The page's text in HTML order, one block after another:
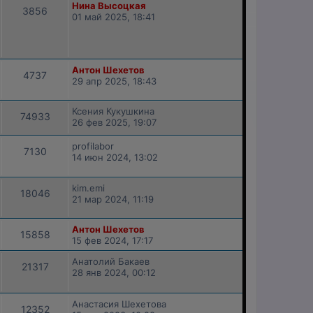
3856
Нина Высоцкая
01 май 2025, 18:41
4737
Антон Шехетов
29 апр 2025, 18:43
74933
Ксения Кукушкина
26 фев 2025, 19:07
7130
profilabor
14 июн 2024, 13:02
18046
kim.emi
21 мар 2024, 11:19
15858
Антон Шехетов
15 фев 2024, 17:17
21317
Анатолий Бакаев
28 янв 2024, 00:12
12352
Анастасия Шехетова